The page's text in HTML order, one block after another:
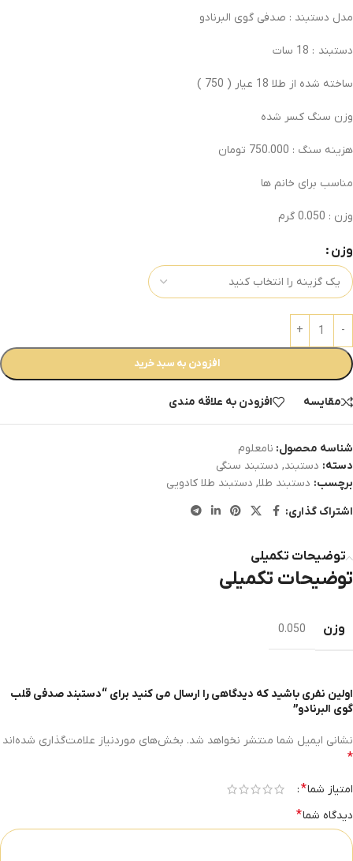
مدل دستبند : صدفی گوی البرنادو
دستبند : 18 سات
ساخته شده از طلا 18 عیار ( 750 )
وزن سنگ کسر شده
هزینه سنگ : 750.000 تومان
مناسب برای خانم ها
وزن : 0.050 گرم
وزن
افزودن به سبد خرید
مقایسه افزودن به علاقه مندی
شناسه محصول: نامعلوم
دسته: دستبند, دستبند سنگی
برچسب: دستبند طلا, دستبند طلا کادویی
اشتراک گذاری:
توضیحات تکمیلی
توضیحات تکمیلی
وزن 0.050
اولین نفری باشید که دیدگاهی را ارسال می کنید برای “دستبند صدفی قلب
گوی البرنادو”
نشانی ایمیل شما منتشر نخواهد شد. بخش‌های موردنیاز علامت‌گذاری شده‌اند
*
امتیاز شما*
دیدگاه شما*